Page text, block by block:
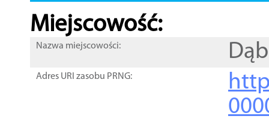
Miejscowość:
Nazwa miejscowości:
Adres URI zasobu PRNG: